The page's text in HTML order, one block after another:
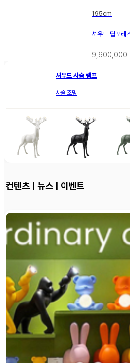
195cm
셔우드 딥포레
9,600,000
셔우드 사슴 램프
사슴 조명
컨텐츠 | 뉴스 | 이벤트